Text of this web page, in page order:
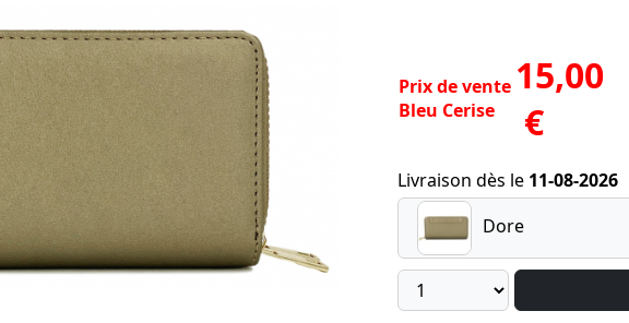
Prix de vente
Bleu Cerise
15,00
€
Livraison dès le 11-08-2026
Dore